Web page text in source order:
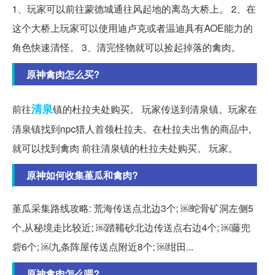
1、玩家可以前往蒙德城通往风起地的离岛大桥上。 2、在
这个大桥上玩家可以使用迪卢克或者温迪具有AOE能力的
角色快速清怪。 3、清完怪物就可以捡起掉落的禽肉。
原神禽肉怎么买?
前往清泉镇的杜拉夫处购买。 玩家传送到清泉镇。玩家在
清泉镇找到npc猎人首领杜拉夫。在杜拉夫出售的商品中,
就可以找到禽肉 前往清泉镇的杜拉夫处购买。 玩家。
原神如何收集堇瓜和禽肉?
堇瓜采集路线攻略: 荒海传送点北边3个; ￼蛇骨矿洞左侧5
个,从秘境走比较近; ￼踏鞴砂北边传送点右边4个; ￼藤兜
砦6个; ￼九条阵屋传送点附近8个; ￼绀田...